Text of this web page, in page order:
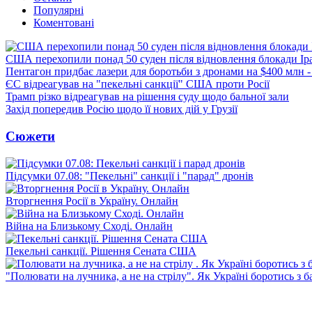
Популярні
Коментовані
США перехопили понад 50 суден після відновлення блокади
Пентагон придбає лазери для боротьби з дронами на $400 млн
ЄС відреагував на "пекельні санкції" США проти Росії
Трамп різко відреагував на рішення суду щодо бальної зали
Захід попередив Росію щодо її нових дій у Грузії
Сюжети
Підсумки 07.08: "Пекельні" санкції і "парад" дронів
Вторгнення Росії в Україну. Онлайн
Війна на Близькому Сході. Онлайн
Пекельні санкції. Рішення Сената США
"Полювати на лучника, а не на стрілу". Як Україні боротись з